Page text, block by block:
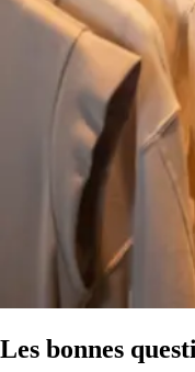
Les bonnes